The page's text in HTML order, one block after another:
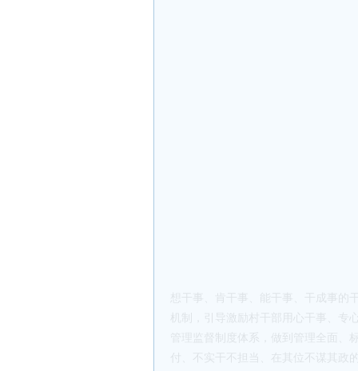
想干事、肯干事、能干事、干成事的
机制，引导激励村干部用心干事、专
管理监督制度体系，做到管理全面、
付、不实干不担当、在其位不谋其政